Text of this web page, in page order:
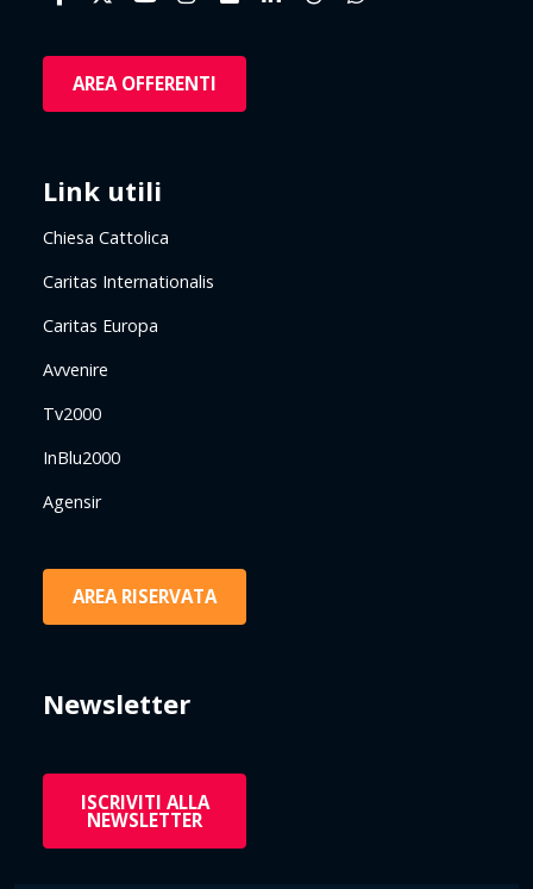
AREA OFFERENTI
Link utili
Chiesa Cattolica
Caritas Internationalis
Caritas Europa
Avvenire
Tv2000
InBlu2000
Agensir
AREA RISERVATA
Newsletter
ISCRIVITI ALLA
NEWSLETTER